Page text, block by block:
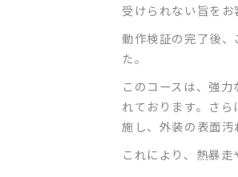
受けられない旨をお
動作検証の完了後
た。
このコースは、強
れております。さ
施し、外装の表面汚
これにより、熱暴